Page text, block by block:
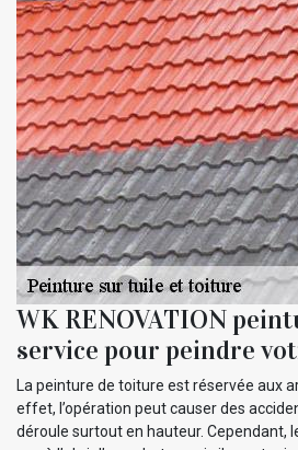
WK RENOVATION
service pour peindre
La peinture de toiture est réservée aux
effet, l’opération peut causer des
déroule surtout en hauteur. Cependant,